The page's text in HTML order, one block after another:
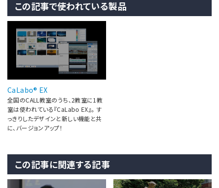
この記事で使われている製品
CaLabo® EX
全国のCALL教室のうち、2教室に1教
室は使われている『CaLabo EX』。 す
っきりしたデザインと新しい機能と共
に、バージョンアップ！
この記事に関連する記事